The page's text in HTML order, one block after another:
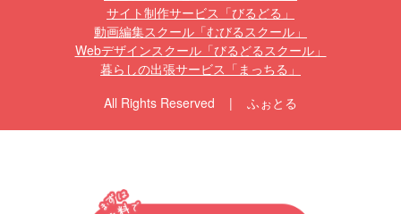
サイト制作サービス「びるどる」
動画編集スクール「むびるスクール」
Webデザインスクール「びるどるスクール」
暮らしの出張サービス「まっちる」
All Rights Reserved | ふぉとる